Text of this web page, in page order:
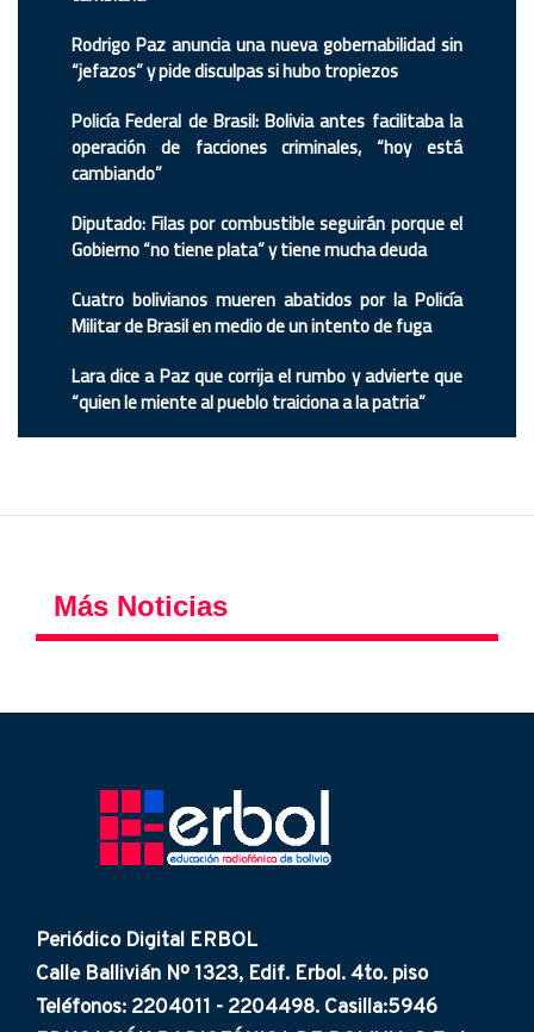
Rodrigo Paz anuncia una nueva gobernabilidad sin
“jefazos” y pide disculpas si hubo tropiezos
Policía Federal de Brasil: Bolivia antes facilitaba la
operación de facciones criminales, “hoy está
cambiando”
Diputado: Filas por combustible seguirán porque el
Gobierno “no tiene plata” y tiene mucha deuda
Cuatro bolivianos mueren abatidos por la Policía
Militar de Brasil en medio de un intento de fuga
Lara dice a Paz que corrija el rumbo y advierte que
“quien le miente al pueblo traiciona a la patria”
Más Noticias
Periódico Digital ERBOL
Calle Ballivián Nº 1323, Edif. Erbol. 4to. piso
Teléfonos: 2204011 - 2204498. Casilla:5946